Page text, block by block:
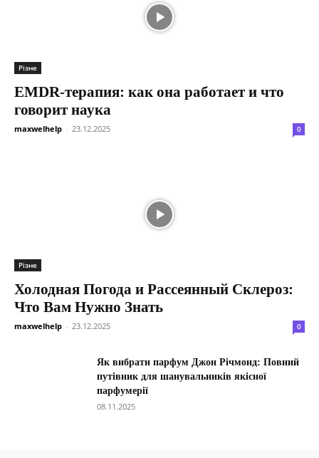
Різне
EMDR-терапия: как она работает и что
говорит наука
maxwelhelp - 23.12.2025 0
Різне
Холодная Погода и Рассеянный Склероз:
Что Вам Нужно Знать
maxwelhelp - 23.12.2025 0
Як вибрати парфум Джон Річмонд: Повний
путівник для шанувальників якісної
парфумерії
08.11.2025